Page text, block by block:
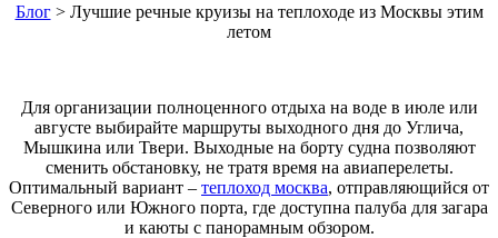
Блог> Лучшие речные круизы на теплоходе из Москвы этим
летом
Для организации полноценного отдыха на воде в июле или
августе выбирайте маршруты выходного дня до Углича,
Мышкина или Твери. Выходные на борту судна позволяют
сменить обстановку, не тратя время на авиаперелеты.
Оптимальный вариант – теплоход москва, отправляющийся от
Северного или Южного порта, где доступна палуба для загара
и каюты с панорамным обзором.